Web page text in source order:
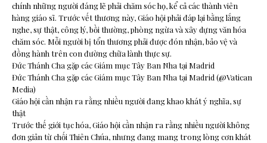
chính những người đáng lẽ phải chăm sóc họ, kể cả các thành viên
hàng giáo sĩ. Trước vết thương này, Giáo hội phải đáp lại bằng lắng
nghe, sự thật, công lý, bồi thường, phòng ngừa và xây dựng văn hóa
chăm sóc. Mỗi người bị tổn thương phải được đón nhận, bảo vệ và
đồng hành trên con đường chữa lành thực sự.
Đức Thánh Cha gặp các Giám mục Tây Ban Nha tại Madrid
Đức Thánh Cha gặp các Giám mục Tây Ban Nha tại Madrid (@Vatican
Media)
Giáo hội cần nhận ra rằng nhiều người đang khao khát ý nghĩa, sự
thật
Trước thế giới tục hóa, Giáo hội cần nhận ra rằng nhiều người không
đơn giản từ chối Thiên Chúa, nhưng đang mang trong lòng cơn khát